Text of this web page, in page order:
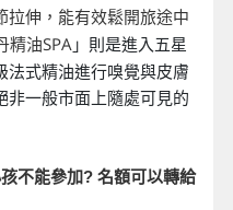
拉伸，能有效鬆開旅途中
精油SPA 」則是進入五星
法式精油進行嗅覺與皮膚
非一般市面上隨處可見的
不能參加? 名額可以轉給